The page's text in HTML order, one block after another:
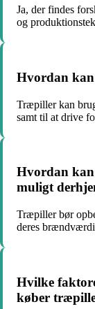
Ja, der findes
og
Hvordan
Træpiller kan
samt til at drive
Hvordan
muligt
Træpiller bør
deres
Hvilke
køber